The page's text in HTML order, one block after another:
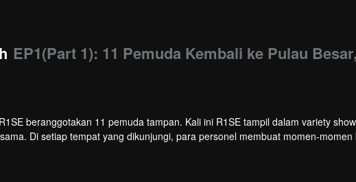
EP1(Part 1): 11 Pemuda Kembali ke Pulau
beranggotakan 11 pemuda tampan. Kali ini R1SE tampil dalam variety
Di setiap tempat yang dikunjungi, para personel membuat momen-